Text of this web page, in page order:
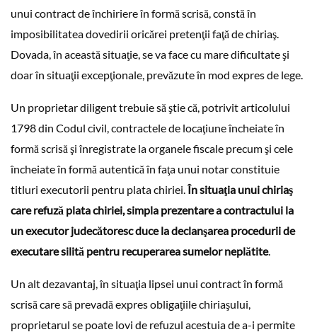
unui contract de închiriere în formă scrisă, constă în
imposibilitatea dovedirii oricărei pretenţii faţă de chiriaş.
Dovada, în această situaţie, se va face cu mare dificultate şi
doar în situaţii excepţionale, prevăzute în mod expres de lege.
Un proprietar diligent trebuie să ştie că, potrivit articolului
1798 din Codul civil, contractele de locaţiune încheiate în
formă scrisă şi înregistrate la organele fiscale precum şi cele
încheiate în formă autentică în faţa unui notar constituie
titluri executorii pentru plata chiriei.În situaţia unui chiriaş
care refuză plata chiriei, simpla prezentare a contractului la
un executor judecătoresc duce la declanşarea procedurii de
executare silită pentru recuperarea sumelor neplătite.
Un alt dezavantaj, în situaţia lipsei unui contract în formă
scrisă care să prevadă expres obligaţiile chiriaşului,
proprietarul se poate lovi de refuzul acestuia de a-i permite